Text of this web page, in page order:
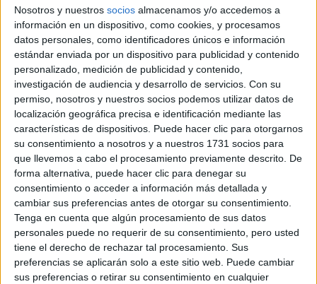
Nosotros y nuestros socios almacenamos y/o accedemos a
información en un dispositivo, como cookies, y procesamos
datos personales, como identificadores únicos e información
estándar enviada por un dispositivo para publicidad y contenido
personalizado, medición de publicidad y contenido,
investigación de audiencia y desarrollo de servicios. Con su
permiso, nosotros y nuestros socios podemos utilizar datos de
localización geográfica precisa e identificación mediante las
características de dispositivos. Puede hacer clic para otorgarnos
su consentimiento a nosotros y a nuestros 1731 socios para
que llevemos a cabo el procesamiento previamente descrito. De
forma alternativa, puede hacer clic para denegar su
consentimiento o acceder a información más detallada y
cambiar sus preferencias antes de otorgar su consentimiento.
Tenga en cuenta que algún procesamiento de sus datos
personales puede no requerir de su consentimiento, pero usted
tiene el derecho de rechazar tal procesamiento. Sus
preferencias se aplicarán solo a este sitio web. Puede cambiar
sus preferencias o retirar su consentimiento en cualquier
MODALIDADPresencial
Quiero saber más→
Gestión Administrativa
Colegio Jesus Maria
Palma de Mallorca Grado Medio Concertado
MODALIDADPresencial
Quiero saber más →
Gestión Administrativa
Centre de Formació Professional Sol